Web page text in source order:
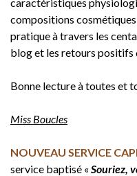
compositions
pratique à travers les
blog et les retours positifs
Bonne lecture à toutes et
Miss Boucles
NOUVEAU SERVICE
service baptisé « Souriez,